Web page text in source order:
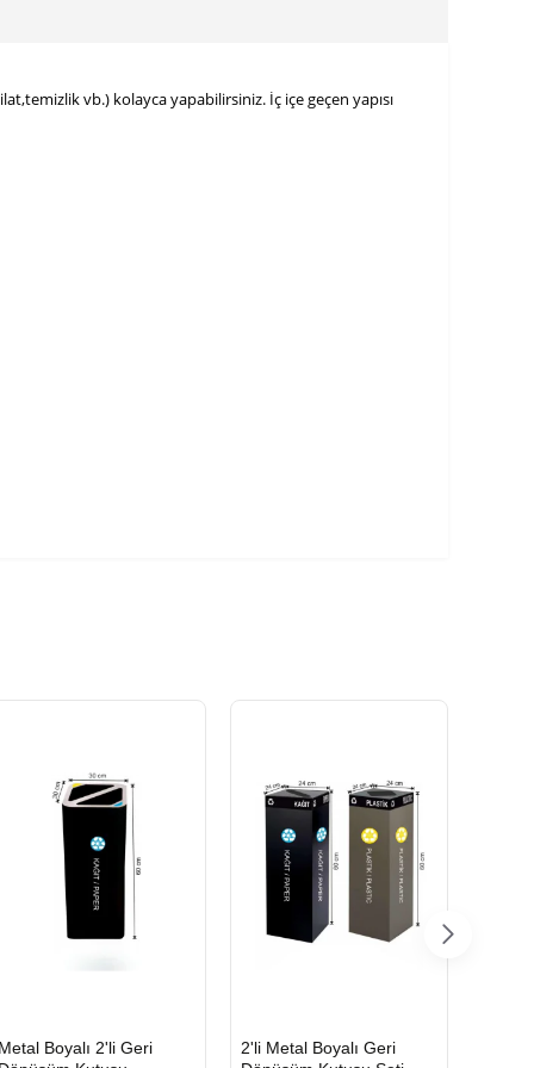
vb.) kolayca yapabilirsiniz. İç içe geçen yapısı
GÖNDERİ
Metal Boyalı 2'li Geri
GÖNDERİ
2'li Metal Boyalı Geri